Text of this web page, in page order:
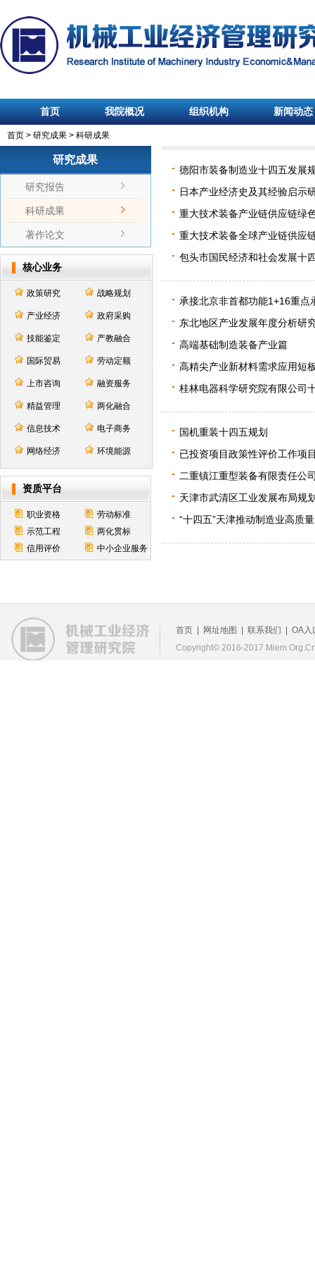
首页 我院概况 组织机构 新闻动态
首页 > 研究成果 > 科研成果
研究成果
研究报告
科研成果
著作论文
核心业务
政策研究 战略规划
产业经济 政府采购
技能鉴定 产教融合
国际贸易 劳动定额
上市咨询 融资服务
精益管理 两化融合
信息技术 电子商务
网络经济 环境能源
资质平台
职业资格
劳动标准
示范工程
两化贯标
信用评价
中小企业服务
德阳市装备制造业十四五发展
日本产业经济史及其经验启示
重大技术装备产业链供应链绿
重大技术装备全球产业链供应
包头市国民经济和社会发展十
承接北京非首都功能1+16重点
东北地区产业发展年度分析研
高端基础制造装备产业篇
高精尖产业新材料需求应用短
桂林电器科学研究院有限公司
国机重装十四五规划
已投资项目政策性评价工作项
二重镇江重型装备有限责任公
天津市武清区工业发展布局规
“十四五”天津推动制造业高质
首页 网址地图 联系我们
OA入
Copyright© 2016-2017